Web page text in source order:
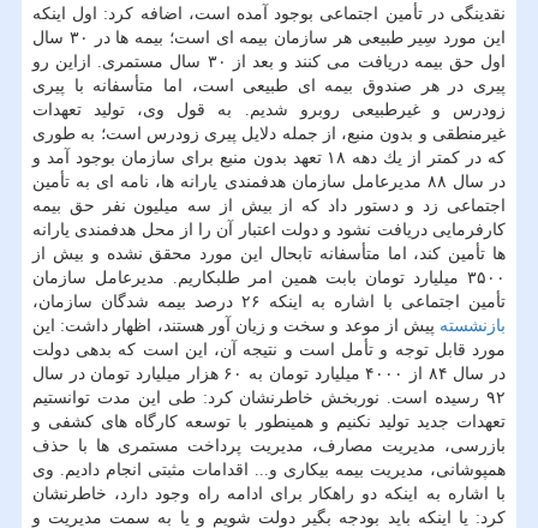
نقدینگی در تأمین اجتماعی بوجود آمده است، اضافه كرد: اول اینكه
این مورد سِیر طبیعی هر سازمان بیمه ای است؛ بیمه ها در ۳۰ سال
اول حق بیمه دریافت می كنند و بعد از ۳۰ سال مستمری. ازاین رو
پیری در هر صندوق بیمه ای طبیعی است، اما متأسفانه با پیری
زودرس و غیرطبیعی روبرو شدیم. به قول وی، تولید تعهدات
غیرمنطقی و بدون منبع، از جمله دلایل پیری زودرس است؛ به طوری
كه در كمتر از یك دهه ۱۸ تعهد بدون منبع برای سازمان بوجود آمد و
در سال ۸۸ مدیرعامل سازمان هدفمندی یارانه ها، نامه ای به تأمین
اجتماعی زد و دستور داد كه از بیش از سه میلیون نفر حق بیمه
كارفرمایی دریافت نشود و دولت اعتبار آن را از محل هدفمندی یارانه
ها تأمین كند، اما متأسفانه تابحال این مورد محقق نشده و بیش از
۳۵۰۰ میلیارد تومان بابت همین امر طلبكاریم. مدیرعامل سازمان
تأمین اجتماعی با اشاره به اینكه ۲۶ درصد بیمه شدگان سازمان،
بازنشسته پیش از موعد و سخت و زیان آور هستند، اظهار داشت: این
مورد قابل توجه و تأمل است و نتیجه آن، این است كه بدهی دولت
در سال ۸۴ از ۴۰۰۰ میلیارد تومان به ۶۰ هزار میلیارد تومان در سال
۹۲ رسیده است. نوربخش خاطرنشان كرد: طی این مدت توانستیم
تعهدات جدید تولید نكنیم و همینطور با توسعه كارگاه های كشفی و
بازرسی، مدیریت مصارف، مدیریت پرداخت مستمری ها با حذف
همپوشانی، مدیریت بیمه بیكاری و... اقدامات مثبتی انجام دادیم. وی
با اشاره به اینكه دو راهكار برای ادامه راه وجود دارد، خاطرنشان
كرد: یا اینكه باید بودجه بگیر دولت شویم و یا به سمت مدیریت و